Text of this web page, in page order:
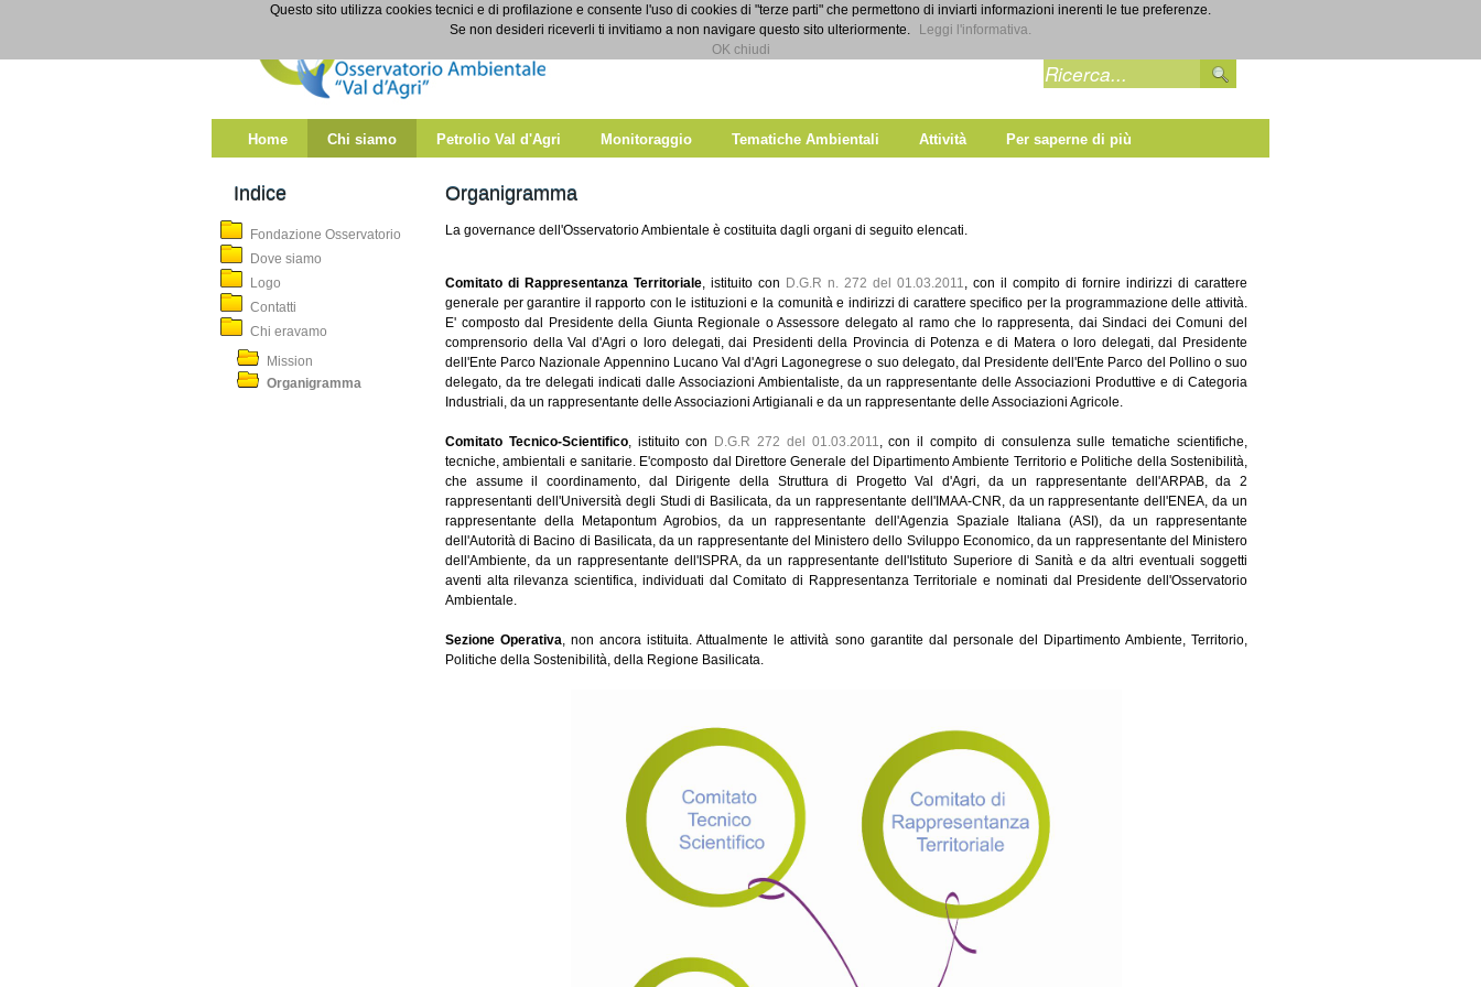
Organigramma
Home Chi siamo Petrolio Val d'Agri Monitoraggio Tematiche Ambientali Attività Per saperne di più
Indice
Fondazione Osservatorio
Dove siamo
Logo
Contatti
Chi eravamo
Mission
Organigramma
Organigramma
La governance dell'Osservatorio Ambientale è costituita dagli organi di seguito elencati.
Comitato di Rappresentanza Territoriale, istituito con D.G.R n. 272 del 01.03.2011, con il compito di fornire indirizzi di carattere
generale per garantire il rapporto con le istituzioni e la comunità e indirizzi di carattere specifico per la programmazione delle attività.
E' composto dal Presidente della Giunta Regionale o Assessore delegato al ramo che lo rappresenta, dai Sindaci dei Comuni del
comprensorio della Val d'Agri o loro delegati, dai Presidenti della Provincia di Potenza e di Matera o loro delegati, dal Presidente
dell'Ente Parco Nazionale Appennino Lucano Val d'Agri Lagonegrese o suo delegato, dal Presidente dell'Ente Parco del Pollino o suo
delegato, da tre delegati indicati dalle Associazioni Ambientaliste, da un rappresentante delle Associazioni Produttive e di Categoria
Industriali, da un rappresentante delle Associazioni Artigianali e da un rappresentante delle Associazioni Agricole.
Comitato Tecnico-Scientifico, istituito con D.G.R 272 del 01.03.2011, con il compito di consulenza sulle tematiche scientifiche,
tecniche, ambientali e sanitarie. E'composto dal Direttore Generale del Dipartimento Ambiente Territorio e Politiche della Sostenibilità,
che assume il coordinamento, dal Dirigente della Struttura di Progetto Val d'Agri, da un rappresentante dell'ARPAB, da 2
rappresentanti dell'Università degli Studi di Basilicata, da un rappresentante dell'IMAA-CNR, da un rappresentante dell'ENEA, da un
rappresentante della Metapontum Agrobios, da un rappresentante dell'Agenzia Spaziale Italiana (ASI), da un rappresentante
dell'Autorità di Bacino di Basilicata, da un rappresentante del Ministero dello Sviluppo Economico, da un rappresentante del Ministero
dell'Ambiente, da un rappresentante dell'ISPRA, da un rappresentante dell'Istituto Superiore di Sanità e da altri eventuali soggetti
aventi alta rilevanza scientifica, individuati dal Comitato di Rappresentanza Territoriale e nominati dal Presidente dell'Osservatorio
Ambientale.
Sezione Operativa, non ancora istituita. Attualmente le attività sono garantite dal personale del Dipartimento Ambiente, Territorio,
Politiche della Sostenibilità, della Regione Basilicata.
Questo sito utilizza cookies tecnici e di profilazione e consente l'uso di cookies di "terze parti" che permettono di inviarti informazioni inerenti le tue preferenze.
Se non desideri riceverli ti invitiamo a non navigare questo sito ulteriormente.
Leggi l'informativa.
OK chiudi